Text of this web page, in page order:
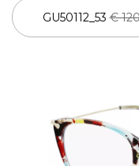
GU50112_53€